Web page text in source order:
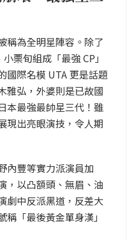
稱為全明星陣容。除了
栗旬組成「最強 CP」
國際名模 UTA 更是話題
雅弘，外婆則是已故國
本最強最帥星三代！雖
現出亮眼演技，令人期
內豐等實力派演員加
，以凸額頭、無眉、油
劇中反派黑道，反差大
「最後黃金單身漢」